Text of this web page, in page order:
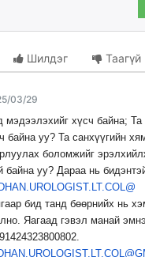
Шилдэг Таагүй
03/29
мэдээлэхийг хүсч байна; Та
байна уу? Та санхүүгийн
боломжийг
байна уу? Дараа нь
бид танд бөөрнийх нь
Яагаад гэвэл манай